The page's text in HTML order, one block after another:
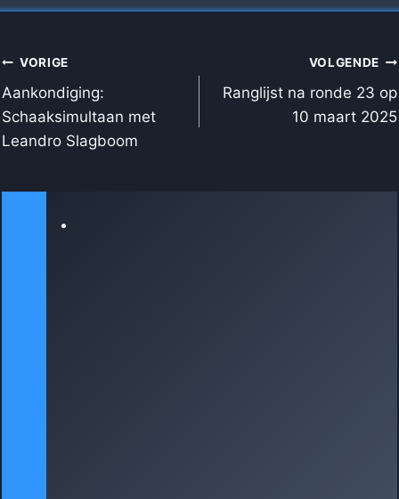
BERICHT
NAVIGATIE
VORIGE
Aankondiging:
Schaaksimultaan met
Leandro Slagboom
VOLGENDE
Ranglijst na ronde 23 op
10 maart 2025